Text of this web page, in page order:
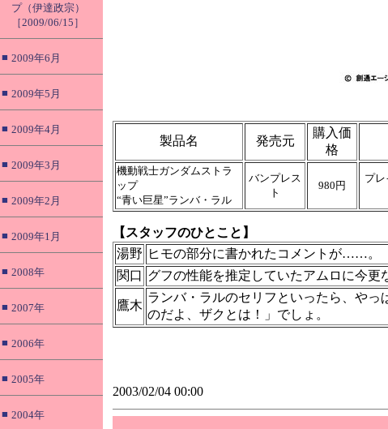
プ（伊達政宗）
［2009/06/15］
■ 2009年6月
■ 2009年5月
■ 2009年4月
■ 2009年3月
■ 2009年2月
■ 2009年1月
■ 2008年
■ 2007年
■ 2006年
■ 2005年
■ 2004年
製品名 発売元
購入価
格
機動戦士ガンダムストラ
ップ
“青い巨星”ランバ・ラル
バンプレス
ト
980円
プ
【スタッフのひとこと】
湯野 ヒモの部分に書かれたコメントが……。
関口 グフの性能を推定していたアムロに今更
鷹木
ランバ・ラルのセリフといったら、やっ
のだよ、ザクとは！」でしょ。
2003/02/04 00:00